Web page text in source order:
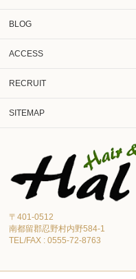
BLOG
ACCESS
RECRUIT
SITEMAP
〒401-0512
南都留郡忍野村内野584-1
TEL/FAX : 0555-72-8763